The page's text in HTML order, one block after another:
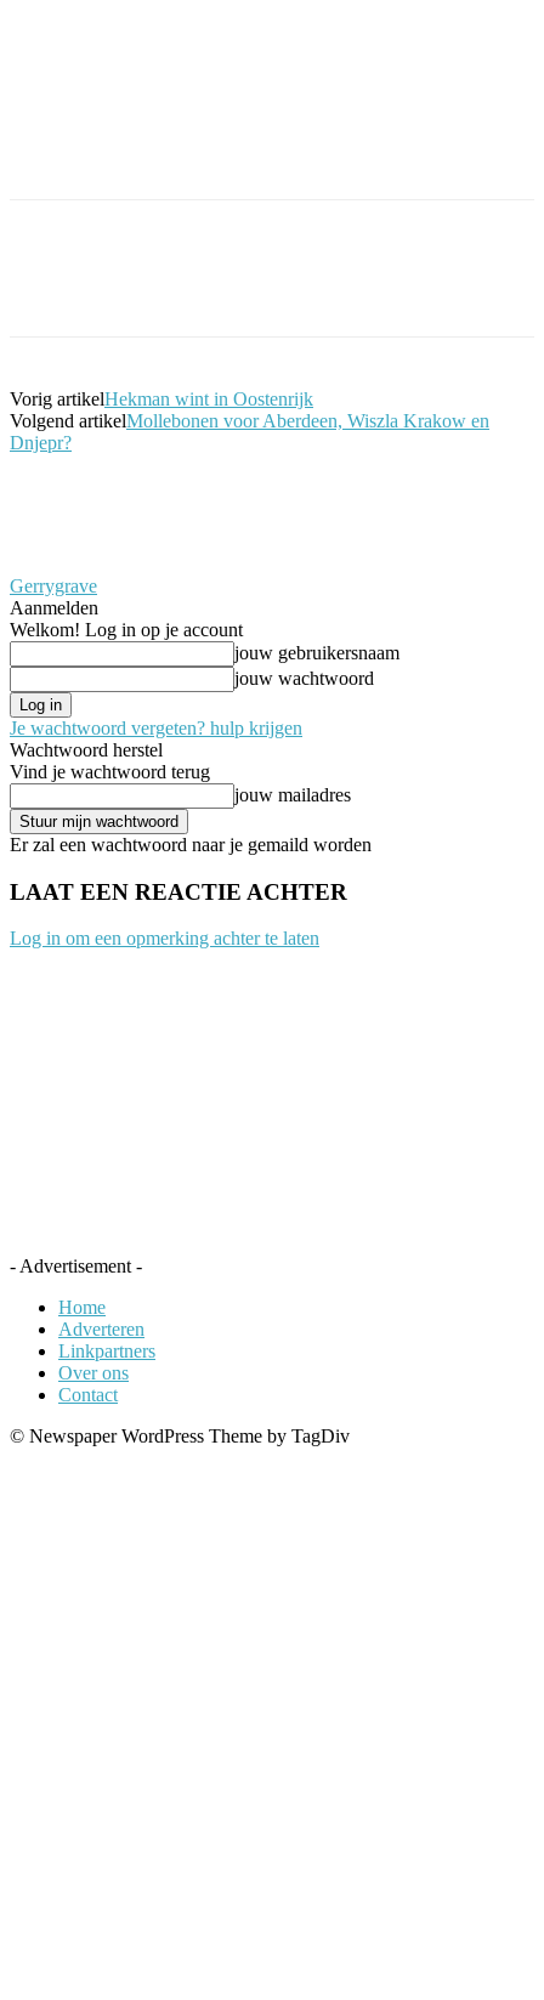
Vorig artikelHekman wint in Oostenrijk
Volgend artikelMollebonen voor Aberdeen, Wiszla Krakow en
Dnjepr?
Gerrygrave
Aanmelden
Welkom! Log in op je account
jouw gebruikersnaam
jouw wachtwoord
Je wachtwoord vergeten? hulp krijgen
Wachtwoord herstel
Vind je wachtwoord terug
jouw mailadres
Er zal een wachtwoord naar je gemaild worden
LAAT EEN REACTIE ACHTER
Log in om een opmerking achter te laten
- Advertisement -
Home
Adverteren
Linkpartners
Over ons
Contact
© Newspaper WordPress Theme by TagDiv